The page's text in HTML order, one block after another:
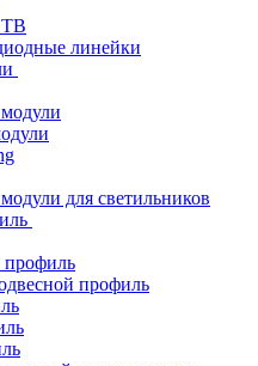
ТВ
линейки
для светильников
профиль